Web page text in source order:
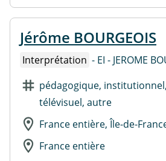
Jérôme BOURGEOIS
Interprétation - EI - JEROME
pédagogique,
télévisuel, autre
France entière, Île-de-
France entière